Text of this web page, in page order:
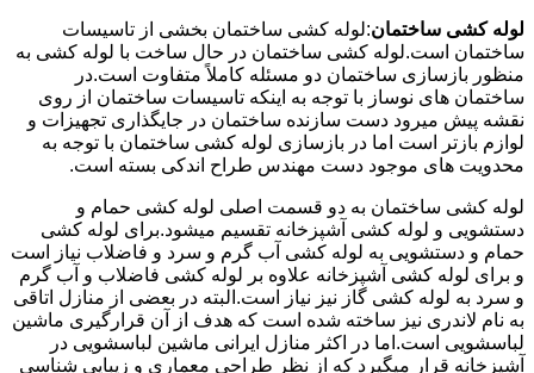
لوله کشی ساختمان:لوله کشی ساختمان بخشی از تاسیسات
ساختمان است.لوله کشی ساختمان در حال ساخت با لوله کشی به
منظور بازسازی ساختمان دو مسئله کاملاً متفاوت است.در
ساختمان های نوساز با توجه به اینکه تاسیسات ساختمان از روی
نقشه پیش میرود دست سازنده ساختمان در جایگذاری تجهیزات و
لوازم بازتر است اما در بازسازی لوله کشی ساختمان با توجه به
محدویت های موجود دست مهندس طراح اندکی بسته است.
لوله کشی ساختمان به دو قسمت اصلی لوله کشی حمام و
دستشویی و لوله کشی آشپزخانه تقسیم میشود.برای لوله کشی
حمام و دستشویی به لوله کشی آب گرم و سرد و فاضلاب نیاز است
و برای لوله کشی آشپزخانه علاوه بر لوله کشی فاضلاب و آب گرم
و سرد به لوله کشی گاز نیز نیاز است.البته در بعضی از منازل اتاقی
به نام لاندری نیز ساخته شده است که هدف از آن قرارگیری ماشین
لباسشویی است.اما در اکثر منازل ایرانی ماشین لباسشویی در
آشپزخانه قرار میگیرد که از نظر طراحی معماری و زیبایی شناسی